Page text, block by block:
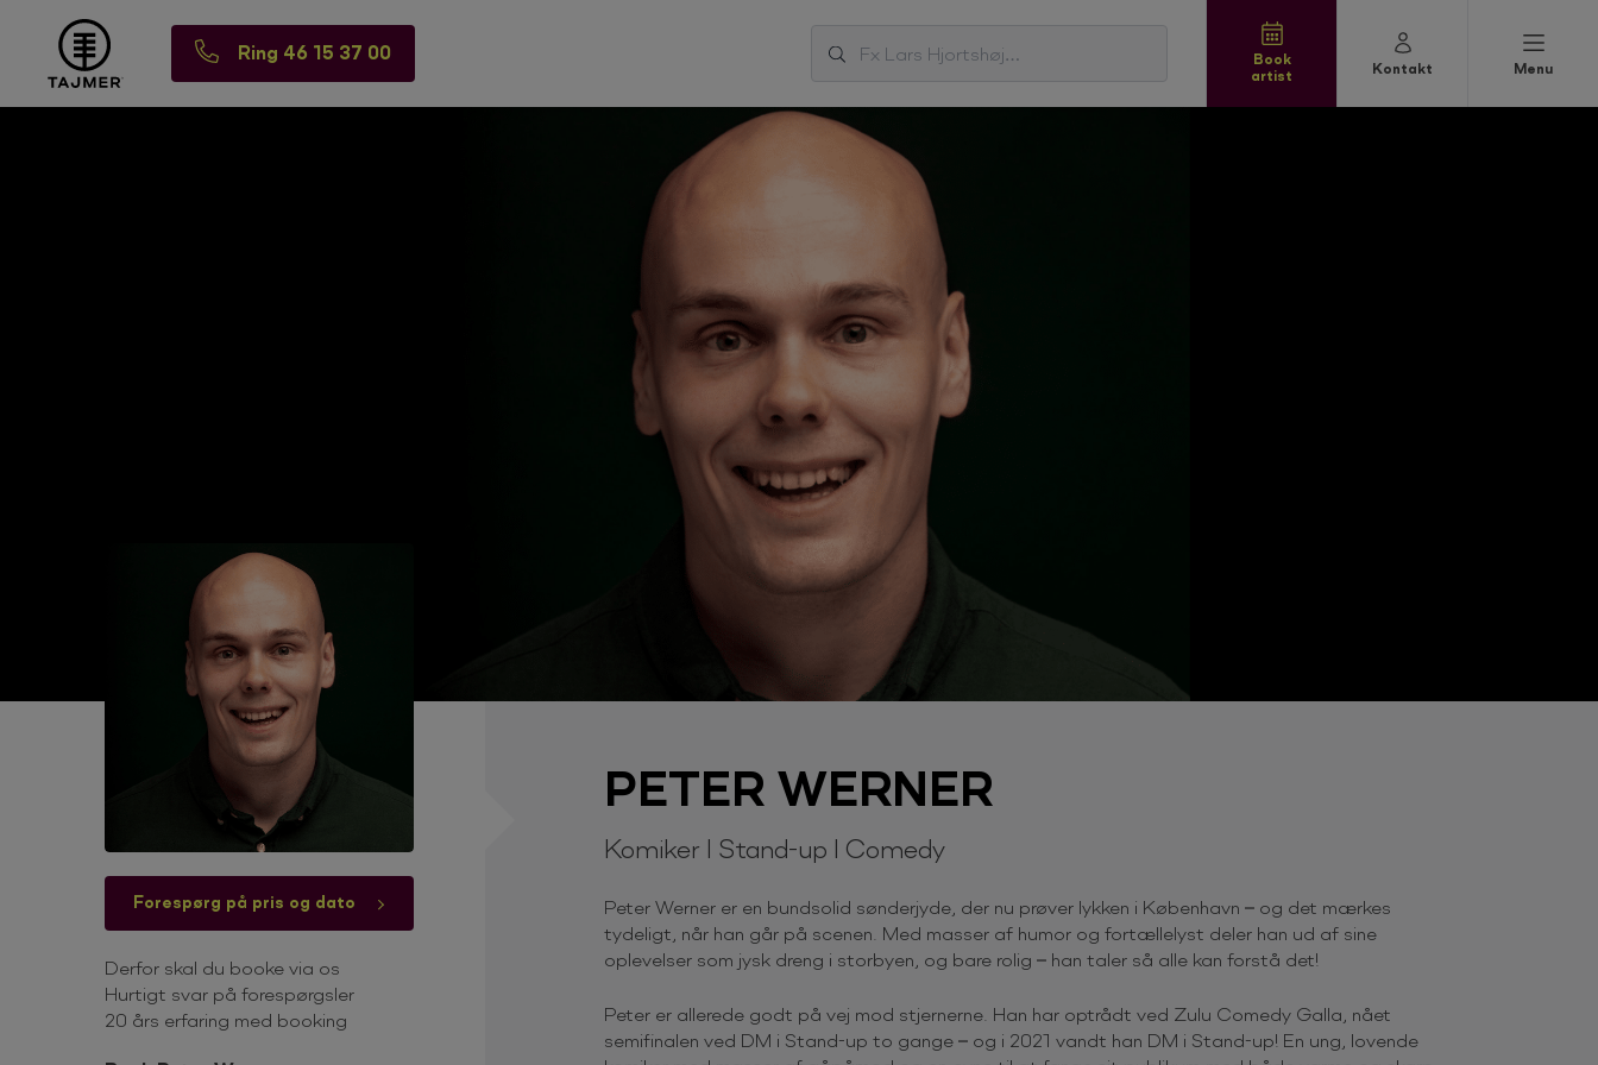
Ring 46 15 37 00
Book
artist
Kontakt Menu
Forespørg på pris og dato
Derfor skal du booke via os
Hurtigt svar på forespørgsler
20 års erfaring med booking
PETER WERNER
Komiker I Stand-up I Comedy
Peter Werner er en bundsolid sønderjyde, der nu prøver lykken i København – og det mærkes
tydeligt, når han går på scenen. Med masser af humor og fortællelyst deler han ud af sine
oplevelser som jysk dreng i storbyen, og bare rolig – han taler så alle kan forstå det!
Peter er allerede godt på vej mod stjernerne. Han har optrådt ved Zulu Comedy Galla, nået
semifinalen ved DM i Stand-up to gange – og i 2021 vandt han DM i Stand-up! En ung, lovende